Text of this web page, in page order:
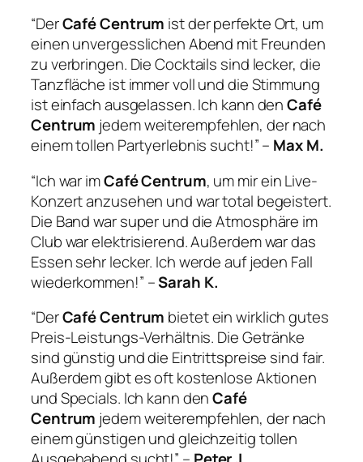
“DerCafé Centrum ist der perfekte Ort, um
einen unvergesslichen Abend mit Freunden
zu verbringen. Die Cocktails sind lecker, die
Tanzfläche ist immer voll und die Stimmung
ist einfach ausgelassen. Ich kann denCafé
Centrum jedem weiterempfehlen, der nach
einem tollen Partyerlebnis sucht!” – Max M.
“Ich war imCafé Centrum, um mir ein Live-
Konzert anzusehen und war total begeistert.
Die Band war super und die Atmosphäre im
Club war elektrisierend. Außerdem war das
Essen sehr lecker. Ich werde auf jeden Fall
wiederkommen!” –Sarah K.
“DerCafé Centrum bietet ein wirklich gutes
Preis-Leistungs-Verhältnis. Die Getränke
sind günstig und die Eintrittspreise sind fair.
Außerdem gibt es oft kostenlose Aktionen
und Specials. Ich kann denCafé
Centrum jedem weiterempfehlen, der nach
einem günstigen und gleichzeitig tollen